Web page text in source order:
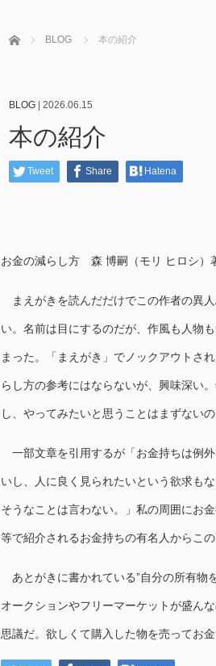
ホーム BLOG 本の紹介
BLOG| 2026.06.15
本の紹介
Tweet Share Hatena
お金の減らし方 森 博嗣（モリ ヒロシ）
まえがきを読んだだけでこの作者の異
い。名前は目にするのだが、作風も人物
まった。「まえがき」でノックアウトさ
らし方の参考にはならないが、興味深い
し、やってみたいと思うことはまずない
一部文章を引用するが「お金持ちは例
いし、人に良く見られたいという欲求も
そうなことは言わない。」私の周囲にお
等で紹介されるお金持ちの有名人からこ
あとがきに書かれている”自分の所有物
オークションやフリーマーケットが盛ん
思議だ。欲しくて購入した物を売ってお